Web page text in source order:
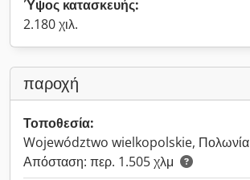
Ύψος κατασκευής:
2.180 χιλ.
παροχή
Τοποθεσία:
Województwo wielkopolskie, Πολωνία
Απόσταση: περ. 1.505 χλμ